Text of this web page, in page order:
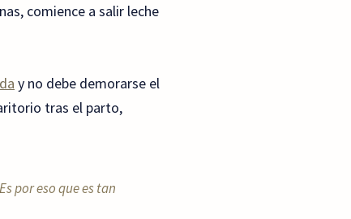
comience a salir leche
y no debe demorarse el
tras el parto,
por eso que es tan